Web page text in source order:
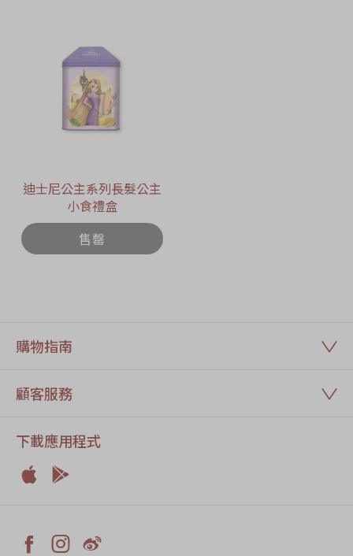
迪士尼公主系列長髮公主
小食禮盒
售罄
  
購物指南
顧客服務
下載應用程式

